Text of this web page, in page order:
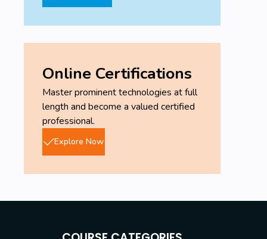
Online Certifications
Master prominent technologies at full
length and become a valued certified
professional.
Explore Now